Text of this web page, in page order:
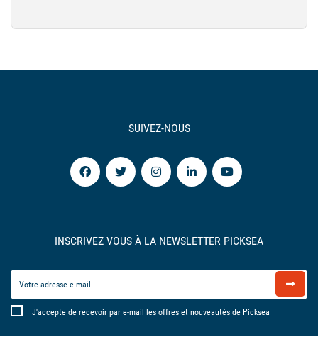
SUIVEZ-NOUS
INSCRIVEZ VOUS À LA NEWSLETTER PICKSEA
J'accepte de recevoir par e-mail les offres et nouveautés de Picksea